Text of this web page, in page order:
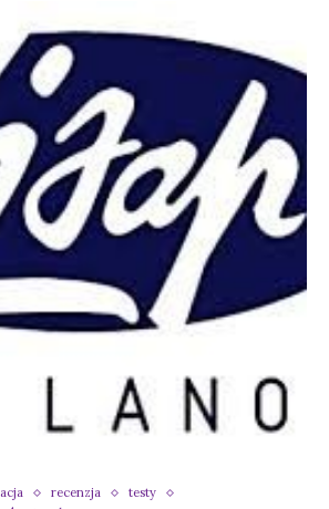
recenzja
testy